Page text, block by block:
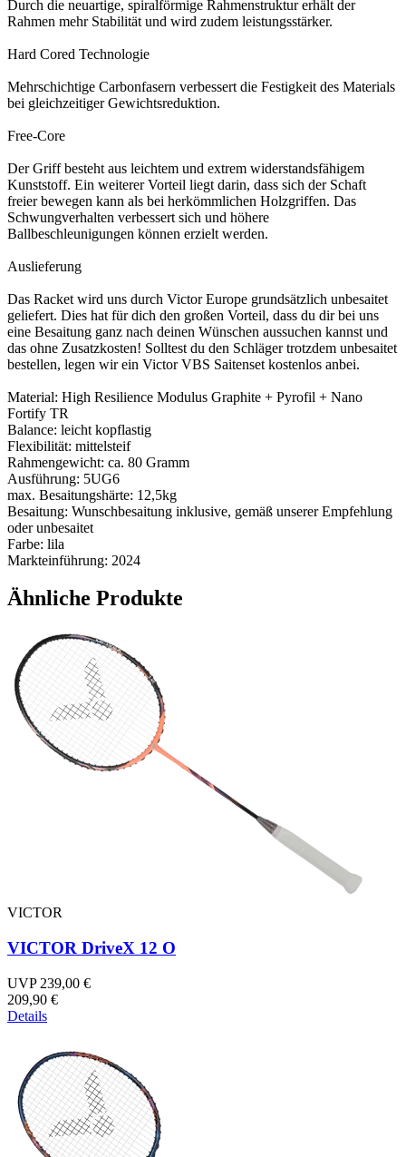
Durch die neuartige, spiralförmige Rahmenstruktur erhält der
Rahmen mehr Stabilität und wird zudem leistungsstärker.
Hard Cored Technologie
Mehrschichtige Carbonfasern verbessert die Festigkeit des Materials
bei gleichzeitiger Gewichtsreduktion.
Free-Core
Der Griff besteht aus leichtem und extrem widerstandsfähigem
Kunststoff. Ein weiterer Vorteil liegt darin, dass sich der Schaft
freier bewegen kann als bei herkömmlichen Holzgriffen. Das
Schwungverhalten verbessert sich und höhere
Ballbeschleunigungen können erzielt werden.
Auslieferung
Das Racket wird uns durch Victor Europe grundsätzlich unbesaitet
geliefert. Dies hat für dich den großen Vorteil, dass du dir bei uns
eine Besaitung ganz nach deinen Wünschen aussuchen kannst und
das ohne Zusatzkosten! Solltest du den Schläger trotzdem unbesaitet
bestellen, legen wir ein Victor VBS Saitenset kostenlos anbei.
Material: High Resilience Modulus Graphite + Pyrofil + Nano
Fortify TR
Balance: leicht kopflastig
Flexibilität: mittelsteif
Rahmengewicht: ca. 80 Gramm
Ausführung: 5UG6
max. Besaitungshärte: 12,5kg
Besaitung: Wunschbesaitung inklusive, gemäß unserer Empfehlung
oder unbesaitet
Farbe: lila
Markteinführung: 2024
Ähnliche Produkte
VICTOR
VICTOR DriveX 12 O
UVP 239,00 €
209,90 €
Details